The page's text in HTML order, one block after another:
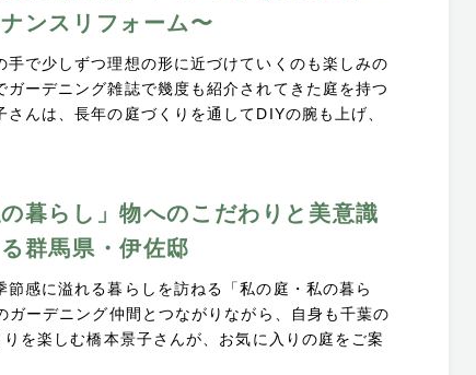
ンスリフォーム〜
手で少しずつ理想の形に近づけていくのも楽しみの
ガーデニング雑誌で幾度も紹介されてきた庭を持つ
さんは、長年の庭づくりを通してDIYの腕も上げ、
の暮らし」物へのこだわりと美意識
群馬県・伊佐邸
節感に溢れる暮らしを訪ねる「私の庭・私の暮ら
ガーデニング仲間とつながりながら、自身も千葉の
を楽しむ橋本景子さんが、お気に入りの庭をご案